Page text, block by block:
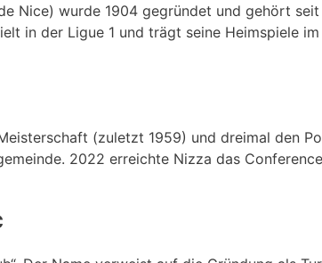
Nice) wurde 1904 gegründet und gehört
in der Ligue 1 und trägt seine Heimspiele
(zuletzt 1959) und dreimal den
2022 erreichte Nizza das